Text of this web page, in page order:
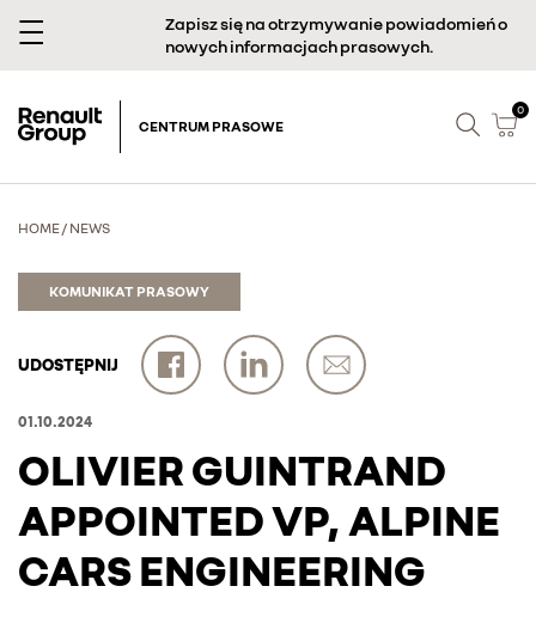
Zapisz się na otrzymywanie powiadomień o
nowych informacjach prasowych.
CENTRUM PRASOWE
0
HOME/ NEWS
KOMUNIKAT PRASOWY
UDOSTĘPNIJ
01.10.2024
OLIVIER GUINTRAND
APPOINTED VP, ALPINE
CARS ENGINEERING